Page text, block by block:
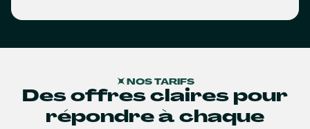
NOS TARIFS
Des offres claires pour
répondre à chaque